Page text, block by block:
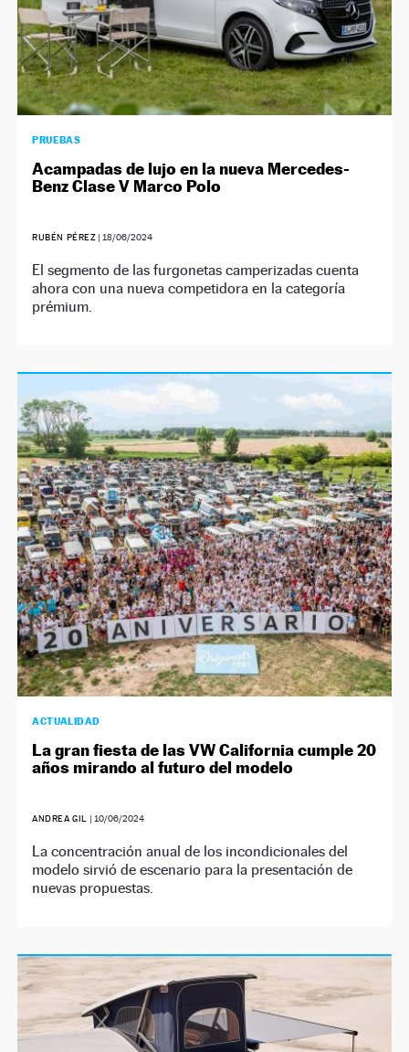
PRUEBAS
Acampadas de lujo en la nueva Mercedes-
Benz Clase V Marco Polo
RUBÉN PÉREZ | 18/06/2024
El segmento de las furgonetas camperizadas cuenta
ahora con una nueva competidora en la categoría
prémium.
ACTUALIDAD
La gran fiesta de las VW California cumple 20
años mirando al futuro del modelo
ANDREA GIL | 10/06/2024
La concentración anual de los incondicionales del
modelo sirvió de escenario para la presentación de
nuevas propuestas.